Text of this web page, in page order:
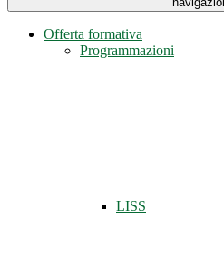
Offerta formativa
Programmazioni
LISS